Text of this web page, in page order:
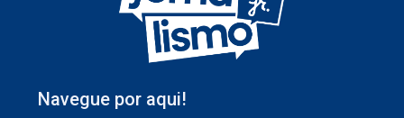
Navegue por aqui!